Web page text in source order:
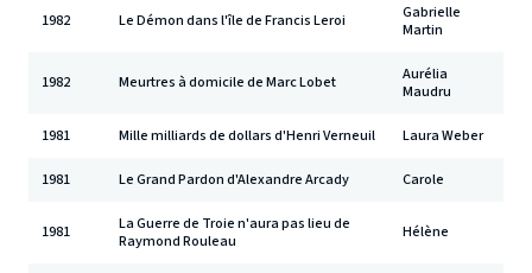
1982 Le Démon dans l'île de Francis Leroi
Gabrielle
Martin
1982 Meurtres à domicile de Marc Lobet
Aurélia
Maudru
1981 Mille milliards de dollars d'Henri Verneuil Laura Weber
1981 Le Grand Pardon d'Alexandre Arcady Carole
1981
La Guerre de Troie n'aura pas lieu de
Raymond Rouleau
Hélène